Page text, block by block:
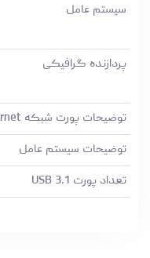
سیستم عامل
پردازنده گرافیکی
توضیحات پورت شبکه Ethernet
توضیحات سیستم عامل
تعداد پورت USB 3.1